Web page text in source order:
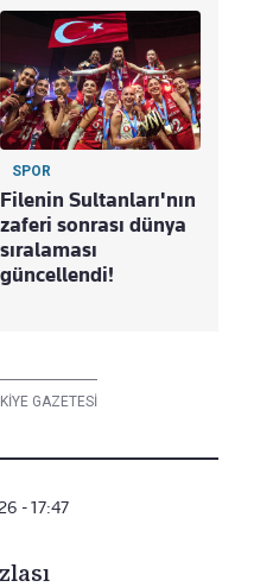
SPOR
Filenin Sultanları'nın
zaferi sonrası dünya
sıralaması
güncellendi!
GAZETESİ
- 17:47